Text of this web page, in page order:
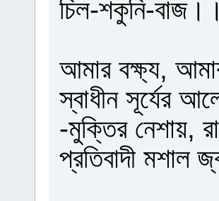
চিল-শকুনি-বাজ।।
আমার বক্ষ্য,
স্বাধীন সূর্যের
-মুক্তির নেশায়,
প্রতিবাদী মশাল